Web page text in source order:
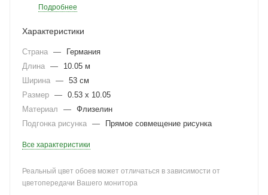
Подробнее
Характеристики
Страна —
Германия
Длина —
10.05 м
Ширина — 53 см
Размер — 0.53 x 10.05
Материал
— Флизелин
Подгонка рисунка — Прямое совмещение рисунка
Все характеристики
Реальный цвет обоев может отличаться в зависимости от
цветопередачи Вашего монитора